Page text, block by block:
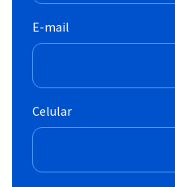
E-mail
Celular